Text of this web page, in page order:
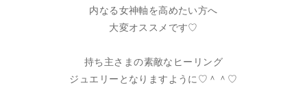
内なる女神軸を高めたい方へ
大変オススメです♡
持ち主さまの素敵なヒーリング
ジュエリーとなりますように♡＾＾♡